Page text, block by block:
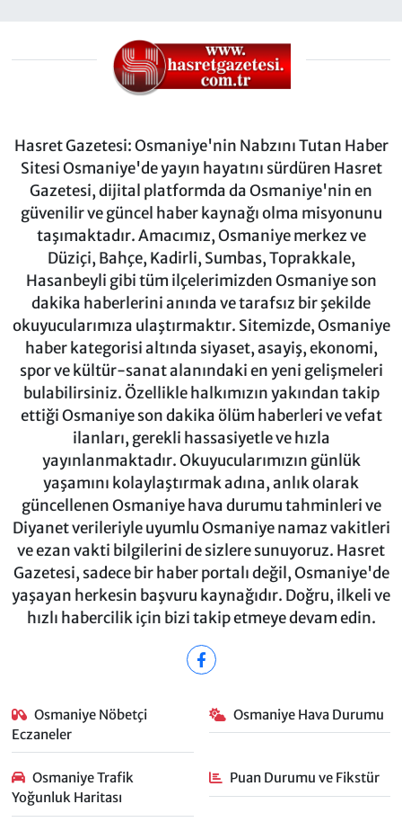
Hasret Gazetesi: Osmaniye'nin Nabzını Tutan Haber
Sitesi Osmaniye'de yayın hayatını sürdüren Hasret
Gazetesi, dijital platformda da Osmaniye'nin en
güvenilir ve güncel haber kaynağı olma misyonunu
taşımaktadır. Amacımız, Osmaniye merkez ve
Düziçi, Bahçe, Kadirli, Sumbas, Toprakkale,
Hasanbeyli gibi tüm ilçelerimizden Osmaniye son
dakika haberlerini anında ve tarafsız bir şekilde
okuyucularımıza ulaştırmaktır. Sitemizde, Osmaniye
haber kategorisi altında siyaset, asayiş, ekonomi,
spor ve kültür-sanat alanındaki en yeni gelişmeleri
bulabilirsiniz. Özellikle halkımızın yakından takip
ettiği Osmaniye son dakika ölüm haberleri ve vefat
ilanları, gerekli hassasiyetle ve hızla
yayınlanmaktadır. Okuyucularımızın günlük
yaşamını kolaylaştırmak adına, anlık olarak
güncellenen Osmaniye hava durumu tahminleri ve
Diyanet verileriyle uyumlu Osmaniye namaz vakitleri
ve ezan vakti bilgilerini de sizlere sunuyoruz. Hasret
Gazetesi, sadece bir haber portalı değil, Osmaniye'de
yaşayan herkesin başvuru kaynağıdır. Doğru, ilkeli ve
hızlı habercilik için bizi takip etmeye devam edin.
Osmaniye Nöbetçi
Eczaneler
Osmaniye Hava Durumu
Osmaniye Trafik
Yoğunluk Haritası
Puan Durumu ve Fikstür